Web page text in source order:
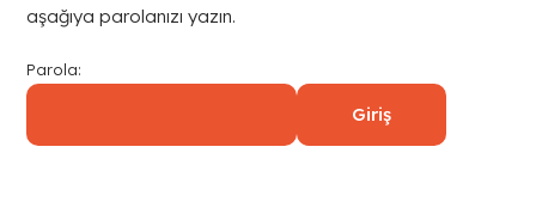
aşağıya parolanızı yazın.
Parola: